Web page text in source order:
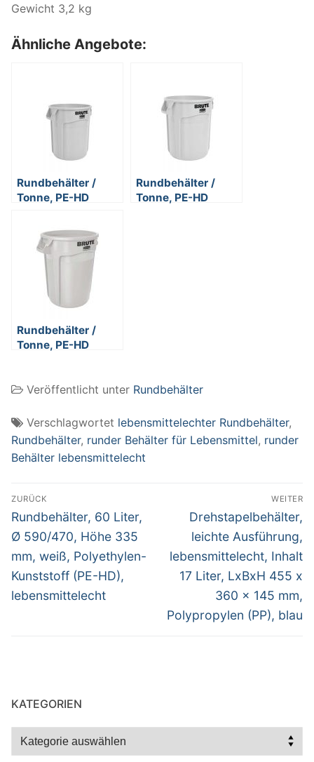
Gewicht 3,2 kg
Ähnliche Angebote:
Rundbehälter /
Tonne, PE-HD
lebensmittelecht,
38 Liter
Rundbehälter /
Tonne, PE-HD
Rundbehälter /
Tonne, PE-HD
121 Liter
Veröffentlicht unter Rundbehälter
Verschlagwortet lebensmittelechter Rundbehälter,
Rundbehälter, runder Behälter für Lebensmittel, runder
Behälter lebensmittelecht
Beitragsnavigation
ZURÜCK
Vorheriger
Beitrag:
Rundbehälter, 60 Liter,
Ø 590/470, Höhe 335
mm, weiß, Polyethylen-
Kunststoff (PE-HD),
lebensmittelecht
WEITER
Nächster
Beitrag:
Drehstapelbehälter,
leichte Ausführung,
lebensmittelecht, Inhalt
17 Liter, LxBxH 455 x
360 x 145 mm,
Polypropylen (PP), blau
KATEGORIEN
Kategorien